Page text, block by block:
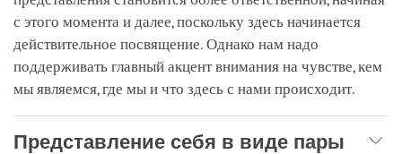
с этого момента и далее, поскольку здесь начинается
действительное посвящение. Однако нам надо
поддерживать главный акцент внимания на чувстве, кем
мы являемся, где мы и что здесь с нами происходит.
Представление себя в виде пары